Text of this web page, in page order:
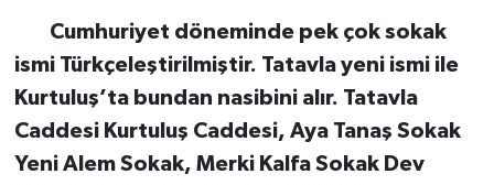
Cumhuriyet döneminde pek çok sokak
ismi Türkçeleştirilmiştir. Tatavla yeni ismi ile
Kurtuluş’ta bundan nasibini alır. Tatavla
Caddesi Kurtuluş Caddesi, Aya Tanaş Sokak
Yeni Alem Sokak, Merki Kalfa Sokak Dev